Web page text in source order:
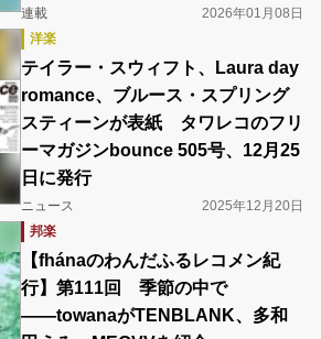
連載
2026年01月08日
洋楽
テイラー・スウィフト、Laura day
romance、ブルース・スプリング
スティーンが表紙 タワレコのフリ
ーマガジンbounce 505号、12月25
日に発行
ニュース
2025年12月20日
邦楽
【fhánaのわんだふるレコメン紀
行】第111回 季節の中で
――towanaがTENBLANK、多和